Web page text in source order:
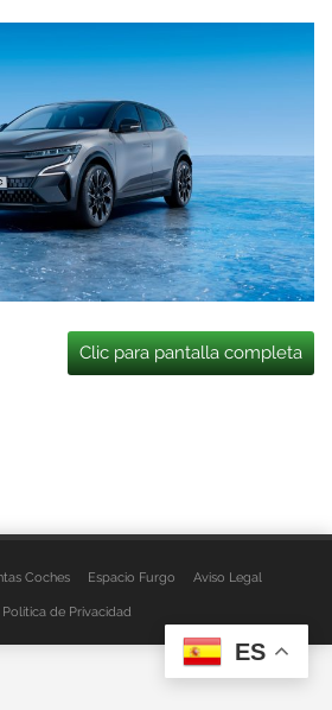
Clic para pantalla completa
Coches Espacio Furgo Aviso Legal
Política de Privacidad
ES